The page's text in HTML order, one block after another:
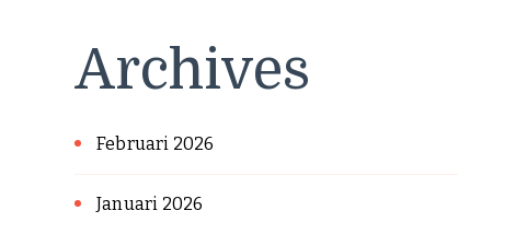
Archives
Februari 2026
Januari 2026